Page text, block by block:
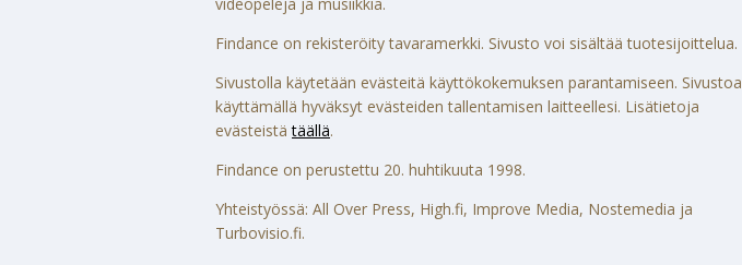
Findance on rekisteröity tavaramerkki. Sivusto voi sisältää tuotesijoittelua.
Sivustolla käytetään evästeitä käyttökokemuksen parantamiseen. Sivustoa
käyttämällä hyväksyt evästeiden tallentamisen laitteellesi. Lisätietoja
evästeistätäällä.
Findance on perustettu 20. huhtikuuta 1998.
Yhteistyössä: All Over Press, High.fi, Improve Media, Nostemedia ja
Turbovisio.fi.